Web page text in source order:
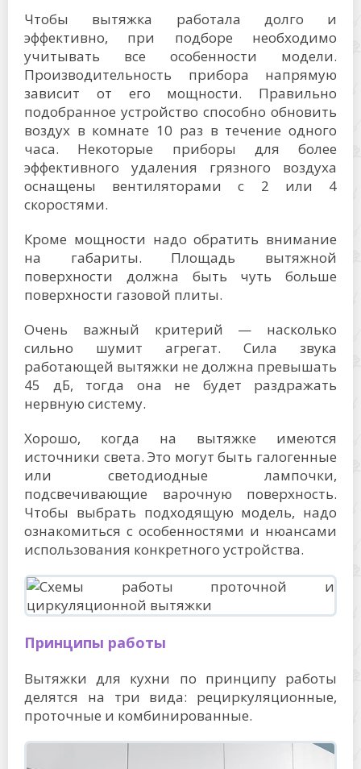
Чтобы вытяжка работала долго и
эффективно, при подборе необходимо
учитывать все особенности модели.
Производительность прибора напрямую
зависит от его мощности. Правильно
подобранное устройство способно обновить
воздух в комнате 10 раз в течение одного
часа. Некоторые приборы для более
эффективного удаления грязного воздуха
оснащены вентиляторами с 2 или 4
скоростями.
Кроме мощности надо обратить внимание
на габариты. Площадь вытяжной
поверхности должна быть чуть больше
поверхности газовой плиты.
Очень важный критерий — насколько
сильно шумит агрегат. Сила звука
работающей вытяжки не должна превышать
45 дБ, тогда она не будет раздражать
нервную систему.
Хорошо, когда на вытяжке имеются
источники света. Это могут быть галогенные
или светодиодные лампочки,
подсвечивающие варочную поверхность.
Чтобы выбрать подходящую модель, надо
ознакомиться с особенностями и нюансами
использования конкретного устройства.
Принципы работы
Вытяжки для кухни по принципу работы
делятся на три вида: рециркуляционные,
проточные и комбинированные.